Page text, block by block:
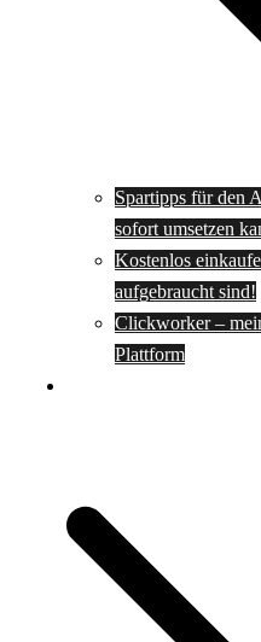
Spartipps für den
sofort umsetzen
Kostenlos
aufgebraucht sind!
Clickworker –
Plattform